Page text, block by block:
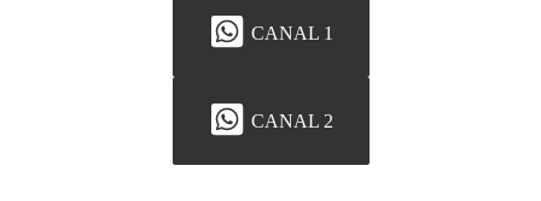
CANAL 1
CANAL 2